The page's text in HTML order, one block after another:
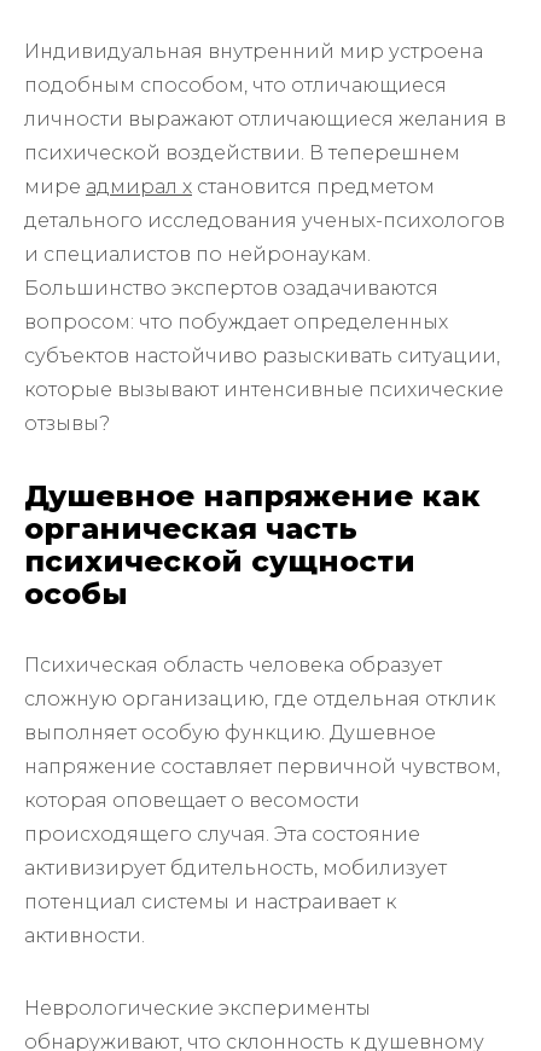
Индивидуальная внутренний мир устроена
подобным способом, что отличающиеся
личности выражают отличающиеся желания в
психической воздействии. В теперешнем
мире адмирал х становится предметом
детального исследования ученых-психологов
и специалистов по нейронаукам.
Большинство экспертов озадачиваются
вопросом: что побуждает определенных
субъектов настойчиво разыскивать ситуации,
которые вызывают интенсивные психические
отзывы?
Душевное напряжение как
органическая часть
психической сущности
особы
Психическая область человека образует
сложную организацию, где отдельная отклик
выполняет особую функцию. Душевное
напряжение составляет первичной чувством,
которая оповещает о весомости
происходящего случая. Эта состояние
активизирует бдительность, мобилизует
потенциал системы и настраивает к
активности.
Неврологические эксперименты
обнаруживают, что склонность к душевному